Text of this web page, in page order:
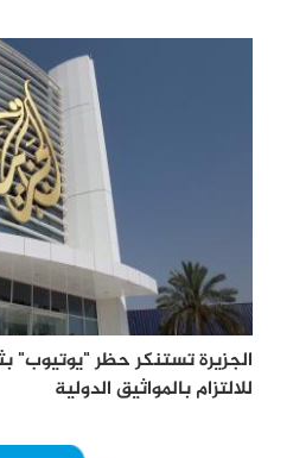
الجزيرة تستنكر حظر "يوتيوب"
للالتزام بالمواثيق الدولية